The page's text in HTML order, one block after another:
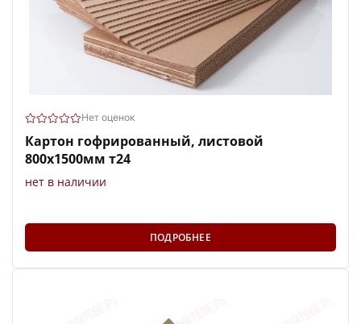
Нет оценок
Картон гофрированный, листовой
800х1500мм т24
нет в наличии
ПОДРОБНЕЕ